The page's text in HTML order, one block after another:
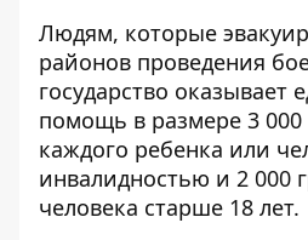
Людям, которые
районов проведения
государство оказывает
помощь в размере 3 000
каждого ребенка или
инвалидностью и 2 000
человека старше 18 лет.